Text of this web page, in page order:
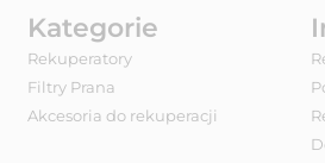
Kategorie
Rekuperatory
Filtry Prana
Akcesoria do rekuperacji